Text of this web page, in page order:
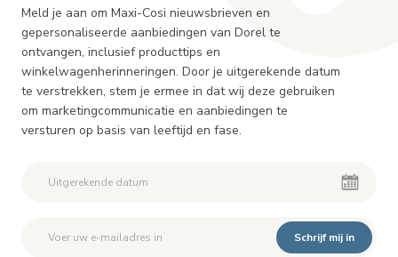
Meld je aan om Maxi-Cosi nieuwsbrieven en
gepersonaliseerde aanbiedingen van Dorel te
ontvangen, inclusief producttips en
winkelwagenherinneringen. Door je uitgerekende datum
te verstrekken, stem je ermee in dat wij deze gebruiken
om marketingcommunicatie en aanbiedingen te
versturen op basis van leeftijd en fase.
Schrijf mij in